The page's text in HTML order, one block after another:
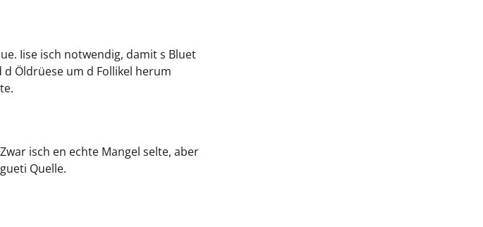
Iise isch notwendig, damit s Bluet
Öldrüese um d Follikel herum
isch en echte Mangel selte, aber
Quelle.